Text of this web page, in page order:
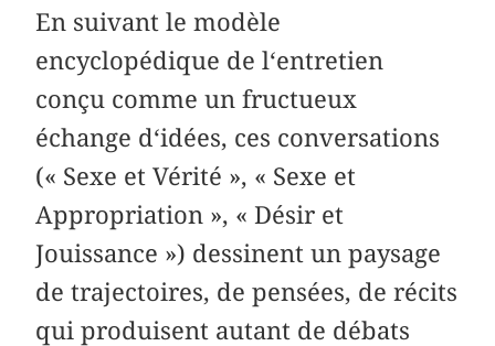
En suivant le modèle
encyclopédique de l‘entretien
conçu comme un fructueux
échange d‘idées, ces conversations
(« Sexe et Vérité », « Sexe et
Appropriation », « Désir et
Jouissance ») dessinent un paysage
de trajectoires, de pensées, de récits
qui produisent autant de débats